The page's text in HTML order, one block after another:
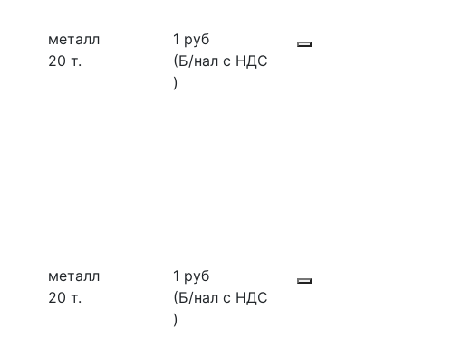
металл
20 т.
1 руб
(Б/нал с НДС
)
металл
20 т.
1 руб
(Б/нал с НДС
)